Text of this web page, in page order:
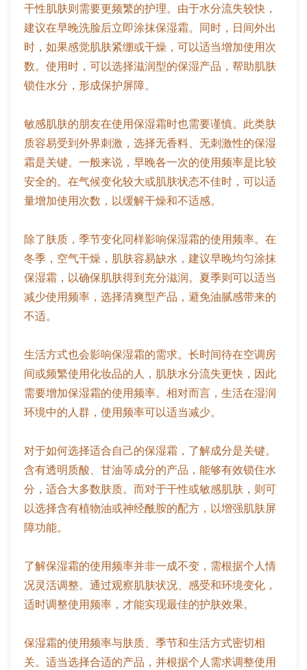
干性肌肤则需要更频繁的护理。由于水分流失较快，
建议在早晚洗脸后立即涂抹保湿霜。同时，日间外出
时，如果感觉肌肤紧绷或干燥，可以适当增加使用次
数。使用时，可以选择滋润型的保湿产品，帮助肌肤
锁住水分，形成保护屏障。
敏感肌肤的朋友在使用保湿霜时也需要谨慎。此类肤
质容易受到外界刺激，选择无香料、无刺激性的保湿
霜是关键。一般来说，早晚各一次的使用频率是比较
安全的。在气候变化较大或肌肤状态不佳时，可以适
量增加使用次数，以缓解干燥和不适感。
除了肤质，季节变化同样影响保湿霜的使用频率。在
冬季，空气干燥，肌肤容易缺水，建议早晚均匀涂抹
保湿霜，以确保肌肤得到充分滋润。夏季则可以适当
减少使用频率，选择清爽型产品，避免油腻感带来的
不适。
生活方式也会影响保湿霜的需求。长时间待在空调房
间或频繁使用化妆品的人，肌肤水分流失更快，因此
需要增加保湿霜的使用频率。相对而言，生活在湿润
环境中的人群，使用频率可以适当减少。
对于如何选择适合自己的保湿霜，了解成分是关键。
含有透明质酸、甘油等成分的产品，能够有效锁住水
分，适合大多数肤质。而对于干性或敏感肌肤，则可
以选择含有植物油或神经酰胺的配方，以增强肌肤屏
障功能。
了解保湿霜的使用频率并非一成不变，需根据个人情
况灵活调整。通过观察肌肤状况、感受和环境变化，
适时调整使用频率，才能实现最佳的护肤效果。
保湿霜的使用频率与肤质、季节和生活方式密切相
关。适当选择合适的产品，并根据个人需求调整使用